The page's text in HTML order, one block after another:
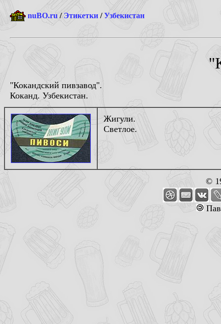
nuBO.ru /Этикетки /Узбекистан
"Кокандский пивзавод".
Коканд. Узбекистан.
Жигули.
Светлое.
©